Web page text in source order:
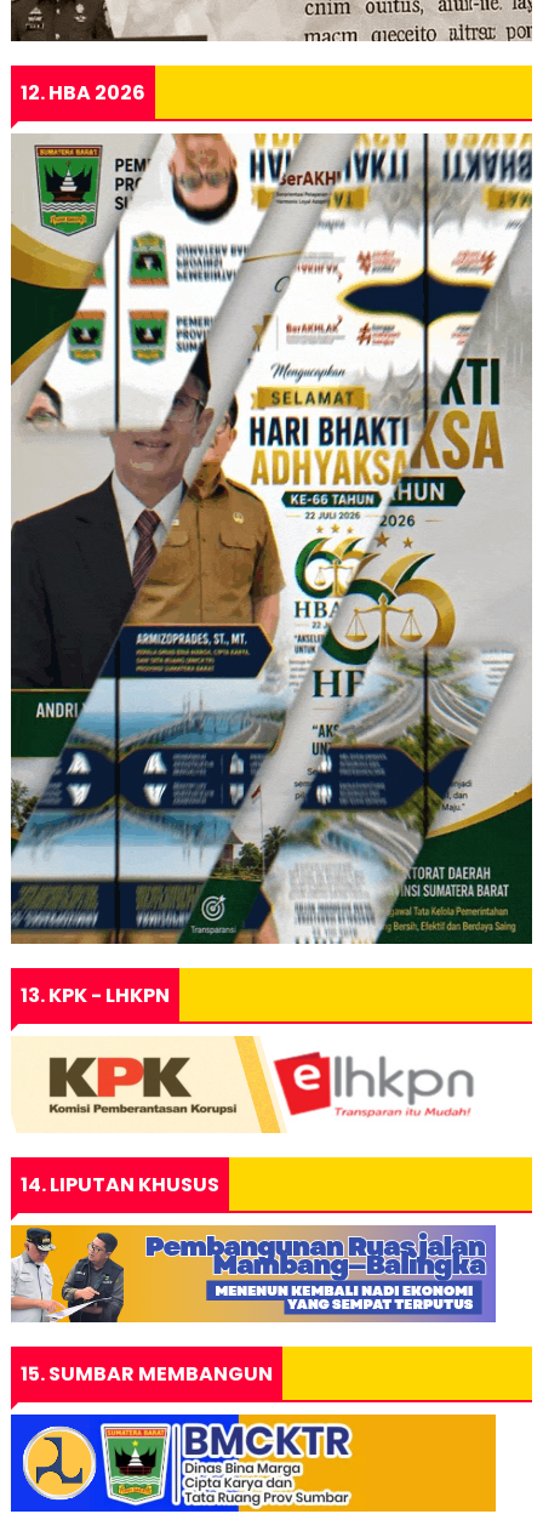
12. HBA 2026
13. KPK - LHKPN
14. LIPUTAN KHUSUS
15. SUMBAR MEMBANGUN